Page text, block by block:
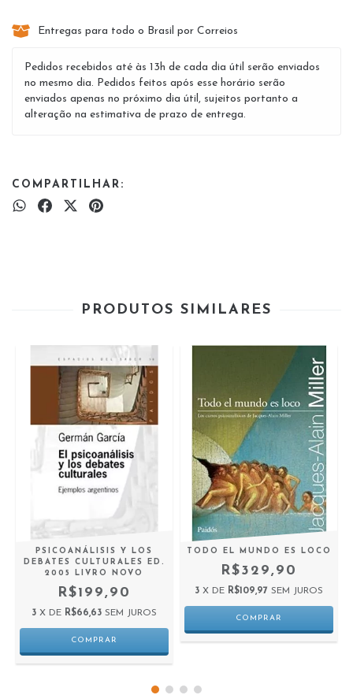
Entregas para todo o Brasil por Correios
Pedidos recebidos até às 13h de cada dia útil serão enviados
no mesmo dia. Pedidos feitos após esse horário serão
enviados apenas no próximo dia útil, sujeitos portanto a
alteração na estimativa de prazo de entrega.
COMPARTILHAR:
PRODUTOS SIMILARES
PSICOANÁLISIS Y LOS
DEBATES CULTURALES ED.
2005 LIVRO NOVO
R$199,90
3 X DE R$66,63 SEM JUROS
TODO EL MUNDO ES LOCO
R$329,90
3 X DE R$109,97 SEM JUROS